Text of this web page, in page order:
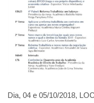
Dia, 04 e 05/10/2018,